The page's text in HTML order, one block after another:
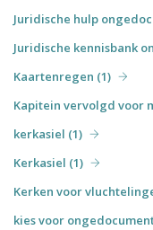
Juridische hulp
Juridische kennisbank
Kaartenregen (1)
Kapitein vervolgd voor
kerkasiel (1)
Kerkasiel (1)
Kerken voor
kies voor